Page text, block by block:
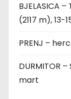
BJELASICA
(2117 m), 13-
PRENJ –
DURMITOR
mart